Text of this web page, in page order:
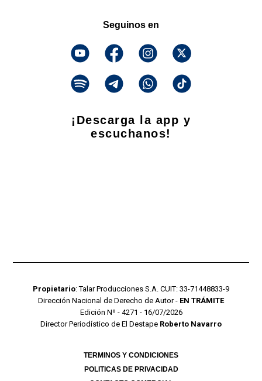
Seguinos en
¡Descarga la app y
escuchanos!
Propietario: Talar Producciones S.A. CUIT: 33-71448833-9
Dirección Nacional de Derecho de Autor - EN TRÁMITE
Edición Nº - 4271 - 16/07/2026
Director Periodístico de El Destape Roberto Navarro
TERMINOS Y CONDICIONES
POLITICAS DE PRIVACIDAD